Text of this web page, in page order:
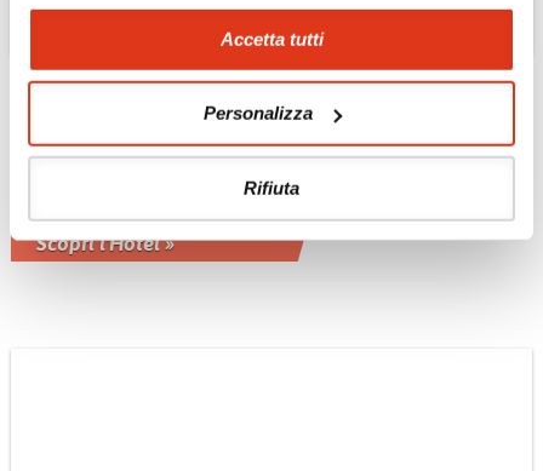
Accetta tutti
Personalizza
Rifiuta
Dead Sea Spa Hotel 4*
Scopri l'Hotel »